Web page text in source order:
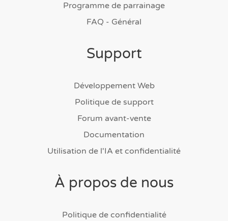
Programme de parrainage
FAQ - Général
Support
Développement Web
Politique de support
Forum avant-vente
Documentation
Utilisation de l'IA et confidentialité
À propos de nous
Politique de confidentialité